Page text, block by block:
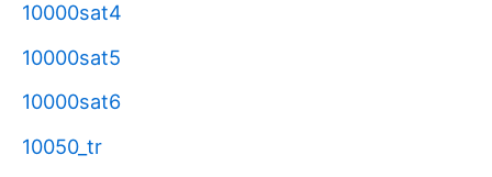
10000sat4
10000sat5
10000sat6
10050_tr